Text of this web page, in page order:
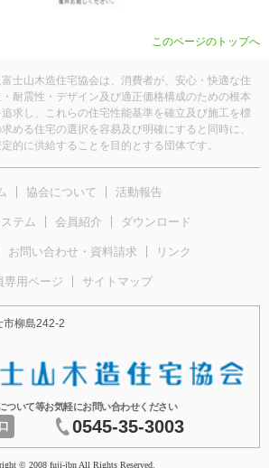
このページのトップへ
士山木造住宅協会は、消費者が、安心・快適な住
耐震性・デザイン及び適正価格構成のための根本
求し、これらの住宅性能基準を確立及び施工を標
める住宅の選択を容易及び明確にすると同時に、
的に供給することを目的とする団体です。
協会について 活動報告
テム 会員紹介 ダウンロード
お問い合わせ・資料請求 リンク
専用ページ サイトマップ
市柳島242-2
ついて等お気軽にお問い合わせください
0545-35-3003
© 2008 fuji-jbn All Rights Reserved.